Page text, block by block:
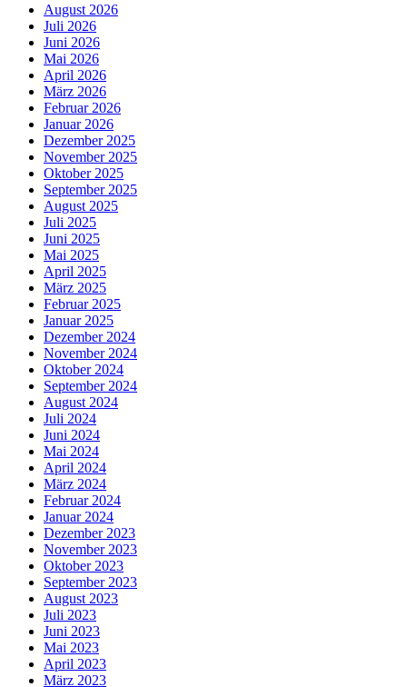
August 2026
Juli 2026
Juni 2026
Mai 2026
April 2026
März 2026
Februar 2026
Januar 2026
Dezember 2025
November 2025
Oktober 2025
September 2025
August 2025
Juli 2025
Juni 2025
Mai 2025
April 2025
März 2025
Februar 2025
Januar 2025
Dezember 2024
November 2024
Oktober 2024
September 2024
August 2024
Juli 2024
Juni 2024
Mai 2024
April 2024
März 2024
Februar 2024
Januar 2024
Dezember 2023
November 2023
Oktober 2023
September 2023
August 2023
Juli 2023
Juni 2023
Mai 2023
April 2023
März 2023